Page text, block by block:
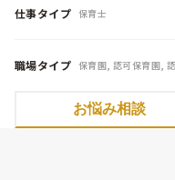
仕事タイプ 保育士
職場タイプ 保育園, 認可保育園,
お悩み相談